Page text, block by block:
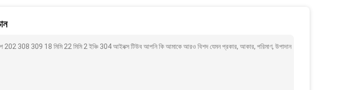
202 308 309 18 মিমি 22 মিমি 2 ইঞ্চি 304 আইনক্স টিউব আপনি কি আমাকে আরও বিশদ যেমন প্রকার, আকার, পরিমাণ, উপাদান